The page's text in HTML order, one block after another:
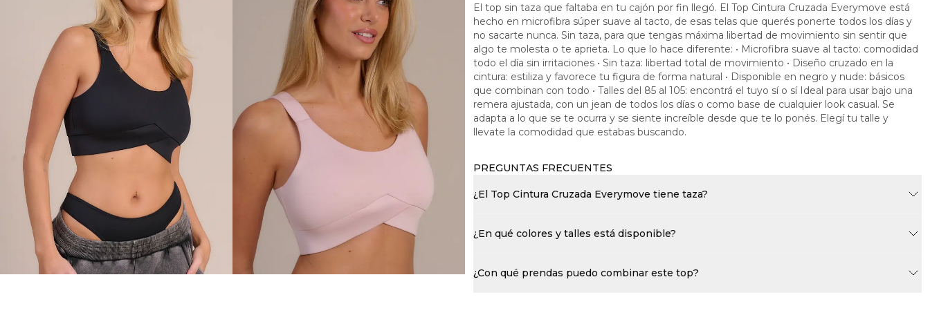
El top sin taza que faltaba en tu cajón por fin llegó. El Top Cintura Cruzada Everymove está
hecho en microfibra súper suave al tacto, de esas telas que querés ponerte todos los días y
no sacarte nunca. Sin taza, para que tengas máxima libertad de movimiento sin sentir que
algo te molesta o te aprieta. Lo que lo hace diferente: • Microfibra suave al tacto: comodidad
todo el día sin irritaciones • Sin taza: libertad total de movimiento • Diseño cruzado en la
cintura: estiliza y favorece tu figura de forma natural • Disponible en negro y nude: básicos
que combinan con todo • Talles del 85 al 105: encontrá el tuyo sí o sí Ideal para usar bajo una
remera ajustada, con un jean de todos los días o como base de cualquier look casual. Se
adapta a lo que se te ocurra y se siente increíble desde que te lo ponés. Elegí tu talle y
llevate la comodidad que estabas buscando.
PREGUNTAS FRECUENTES
¿El Top Cintura Cruzada Everymove tiene taza?
¿En qué colores y talles está disponible?
¿Con qué prendas puedo combinar este top?